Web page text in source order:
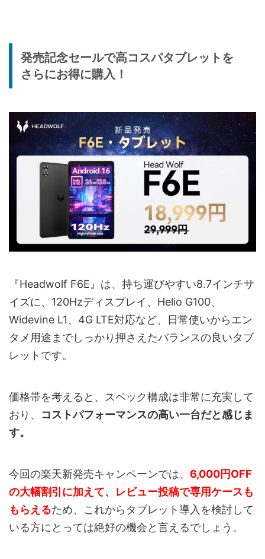
発売記念セールで高コスパタブレットを
さらにお得に購入！
『Headwolf F6E』は、持ち運びやすい8.7インチサ
イズに、120Hzディスプレイ、Helio G100、
Widevine L1、4G LTE対応など、日常使いからエン
タメ用途までしっかり押さえたバランスの良いタブ
レットです。
価格帯を考えると、スペック構成は非常に充実して
おり、 コストパフォーマンスの高い一台だと感じま
す。
今回の楽天新発売キャンペーンでは、 6,000円OFF
の大幅割引に加えて、レビュー投稿で専用ケースも
もらえるため、これからタブレット導入を検討して
いる方にとっては絶好の機会と言えるでしょう。